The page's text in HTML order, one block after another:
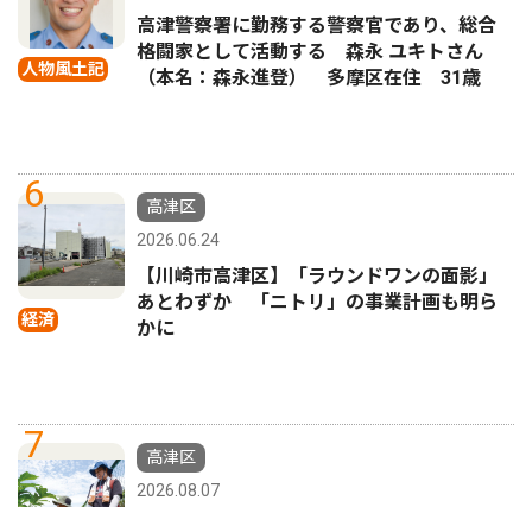
人物風土記
高津警察署に勤務する警察官であり、総合
格闘家として活動する 森永 ユキトさん
（本名：森永進登） 多摩区在住 31歳
6
経済
高津区
2026.06.24
【川崎市高津区】「ラウンドワンの面影」
あとわずか 「ニトリ」の事業計画も明ら
かに
7
高津区
2026.08.07